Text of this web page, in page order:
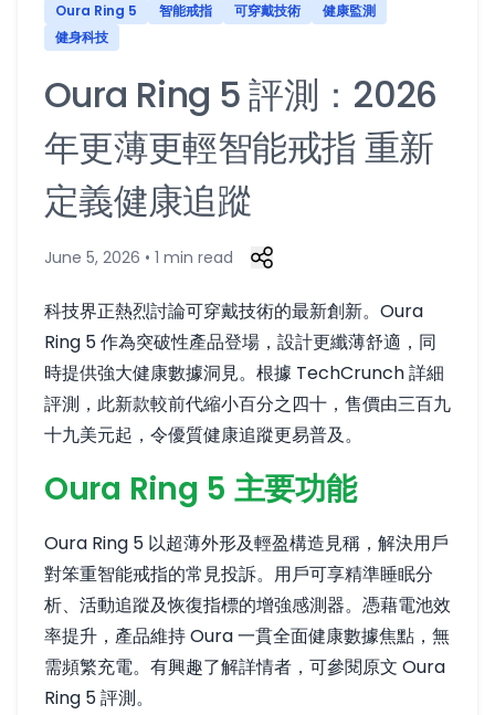
Oura Ring 5 智能戒指 可穿戴技術
健康監測
健身科技
Oura Ring 5 評測：2026
年更薄更輕智能戒指 重新
定義健康追蹤
June 5, 2026 • 1 min read
科技界正熱烈討論可穿戴技術的最新創新。Oura
Ring 5 作為突破性產品登場，設計更纖薄舒適，同
時提供強大健康數據洞見。根據 TechCrunch 詳細
評測，此新款較前代縮小百分之四十，售價由三百九
十九美元起，令優質健康追蹤更易普及。
Oura Ring 5 主要功能
Oura Ring 5 以超薄外形及輕盈構造見稱，解決用戶
對笨重智能戒指的常見投訴。用戶可享精準睡眠分
析、活動追蹤及恢復指標的增強感測器。憑藉電池效
率提升，產品維持 Oura 一貫全面健康數據焦點，無
需頻繁充電。有興趣了解詳情者，可參閱原文 Oura
Ring 5 評測。